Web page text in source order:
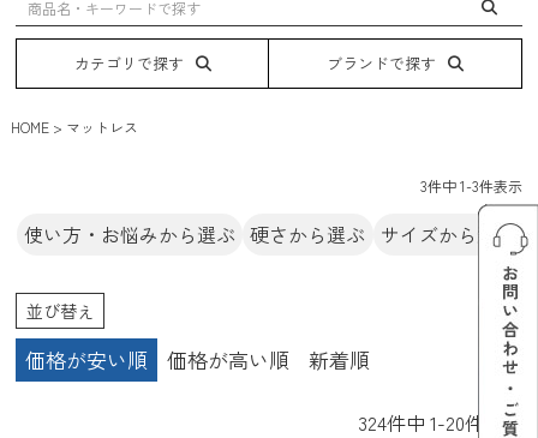
カテゴリで探す ブランドで探す
HOME マットレス
3件中 1-3件表示
使い方・お悩みから選ぶ 硬さから選ぶ サイズから選ぶ
並び替え
価格が安い順 価格が高い順 新着順
324件中 1-20件表示